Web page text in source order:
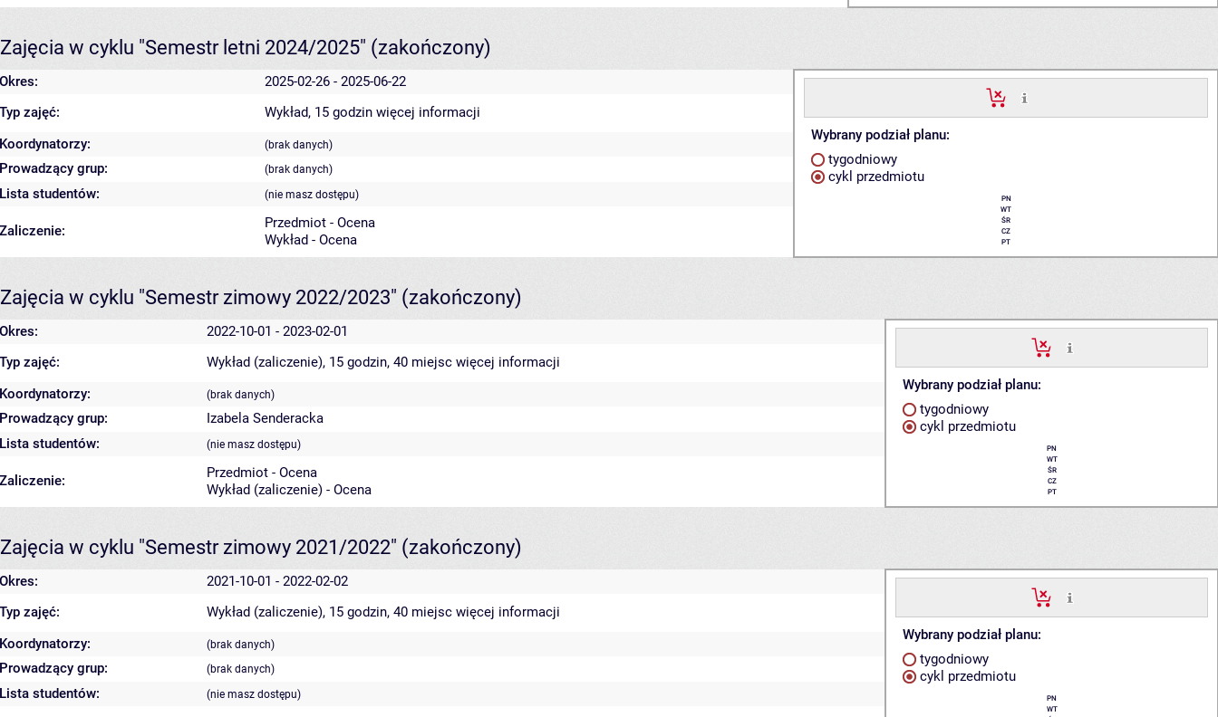
Zajęcia w cyklu "Semestr letni 2024/2025" (zakończony)
Okres: 2025-02-26 - 2025-06-22
Wybrany podział planu:
tygodniowy
cykl przedmiotu
PN
WT
ŚR
CZ
PT
Typ zajęć: Wykład, 15 godzin więcej informacji
Koordynatorzy:
(brak danych)
Prowadzący grup: (brak danych)
Lista studentów: (nie masz dostępu)
Zaliczenie:
Przedmiot - Ocena
Wykład - Ocena
Zajęcia w cyklu "Semestr zimowy 2022/2023" (zakończony)
Okres: 2022-10-01 - 2023-02-01
Wybrany podział planu:
tygodniowy
cykl przedmiotu
PN
WT
ŚR
CZ
PT
Typ zajęć: Wykład (zaliczenie), 15 godzin, 40 miejsc więcej informacji
Koordynatorzy:
(brak danych)
Prowadzący grup:
Izabela Senderacka
Lista studentów:
(nie masz dostępu)
Zaliczenie:
Przedmiot - Ocena
Wykład (zaliczenie) - Ocena
Zajęcia w cyklu "Semestr zimowy 2021/2022" (zakończony)
Okres: 2021-10-01 - 2022-02-02
Wybrany podział planu:
tygodniowy
cykl przedmiotu
PN
WT
Typ zajęć: Wykład (zaliczenie), 15 godzin, 40 miejsc więcej informacji
Koordynatorzy:
(brak danych)
Prowadzący grup: (brak danych)
Lista studentów: (nie masz dostępu)